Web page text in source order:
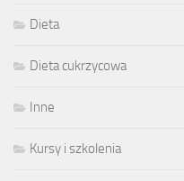
Dieta
Dieta cukrzycowa
Inne
Kursy i szkolenia